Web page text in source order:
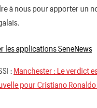
à nous pour apporter un
: Manchester : Le verdict
pour Cristiano Ronaldo